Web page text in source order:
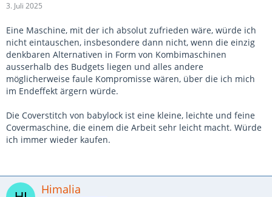
3. Juli 2025
Eine Maschine, mit der ich absolut zufrieden wäre, würde ich
nicht eintauschen, insbesondere dann nicht, wenn die einzig
denkbaren Alternativen in Form von Kombimaschinen
ausserhalb des Budgets liegen und alles andere
möglicherweise faule Kompromisse wären, über die ich mich
im Endeffekt ärgern würde.
Die Coverstitch von babylock ist eine kleine, leichte und feine
Covermaschine, die einem die Arbeit sehr leicht macht. Würde
ich immer wieder kaufen.
Himalia